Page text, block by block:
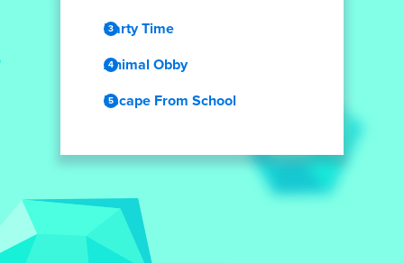
Party Time
Animal Obby
Escape From School